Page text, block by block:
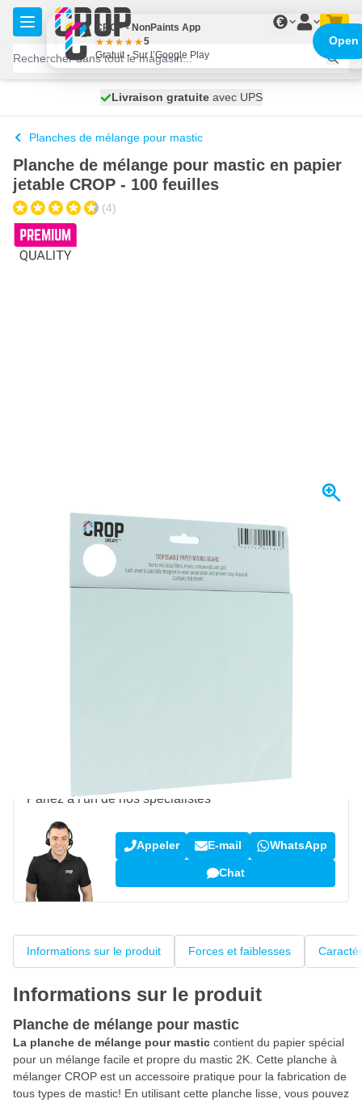
Aller au contenu
€
expédié demain
Livraison gratuiteavec UPS
100 jours
Planches de mélange pour mastic
Planche de mélange pour mastic en papier
jetable CROP - 100 feuilles
(4)
Expédié demain
€
Une question sur ce produit ?
Parlez à l'un de nos spécialistes
Appeler E-mail WhatsApp
Chat
Informations sur le produit Forces et faiblesses
Informations sur le produit
Planche de mélange pour mastic
La planche de mélange pour mastic contient du papier spécial
pour un mélange facile et propre du mastic 2K. Cette planche à
mélanger CROP est un accessoire pratique pour la fabrication de
tous types de mastic! En utilisant cette planche lisse, vous pouvez
CROP - NonPaints App
5
Gratuit - Sur l’Google Play
Open